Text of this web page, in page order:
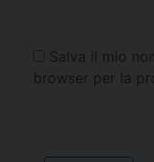
Salva il mio
browser per la